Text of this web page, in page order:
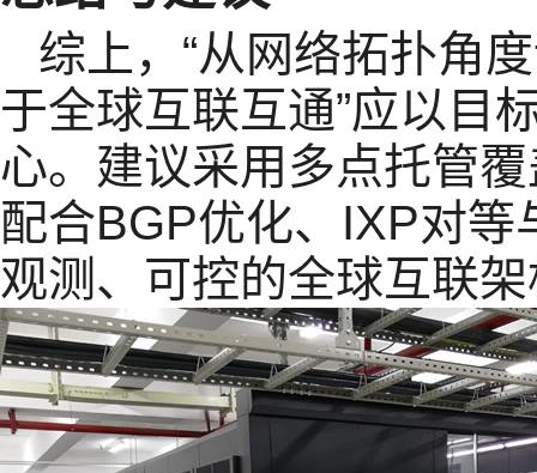
综上，“从网络拓扑角
于全球互联互通”应以目
心。建议采用多点托管
配合BGP优化、IXP对
观测、可控的全球互联